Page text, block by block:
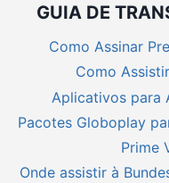
GUIA DE
Como Assinar
Como
Aplicativos para
Pacotes Globoplay
Prime
Onde assistir à